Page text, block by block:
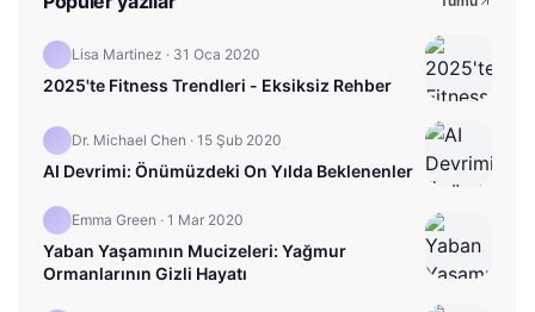
Lisa Martinez · 31 Oca 2020
2025'te Fitness Trendleri - Eksiksiz Rehber
Dr. Michael Chen · 15 Şub 2020
AI Devrimi: Önümüzdeki On Yılda Beklenenler
Emma Green · 1 Mar 2020
Yaban Yaşamının Mucizeleri: Yağmur
Ormanlarının Gizli Hayatı